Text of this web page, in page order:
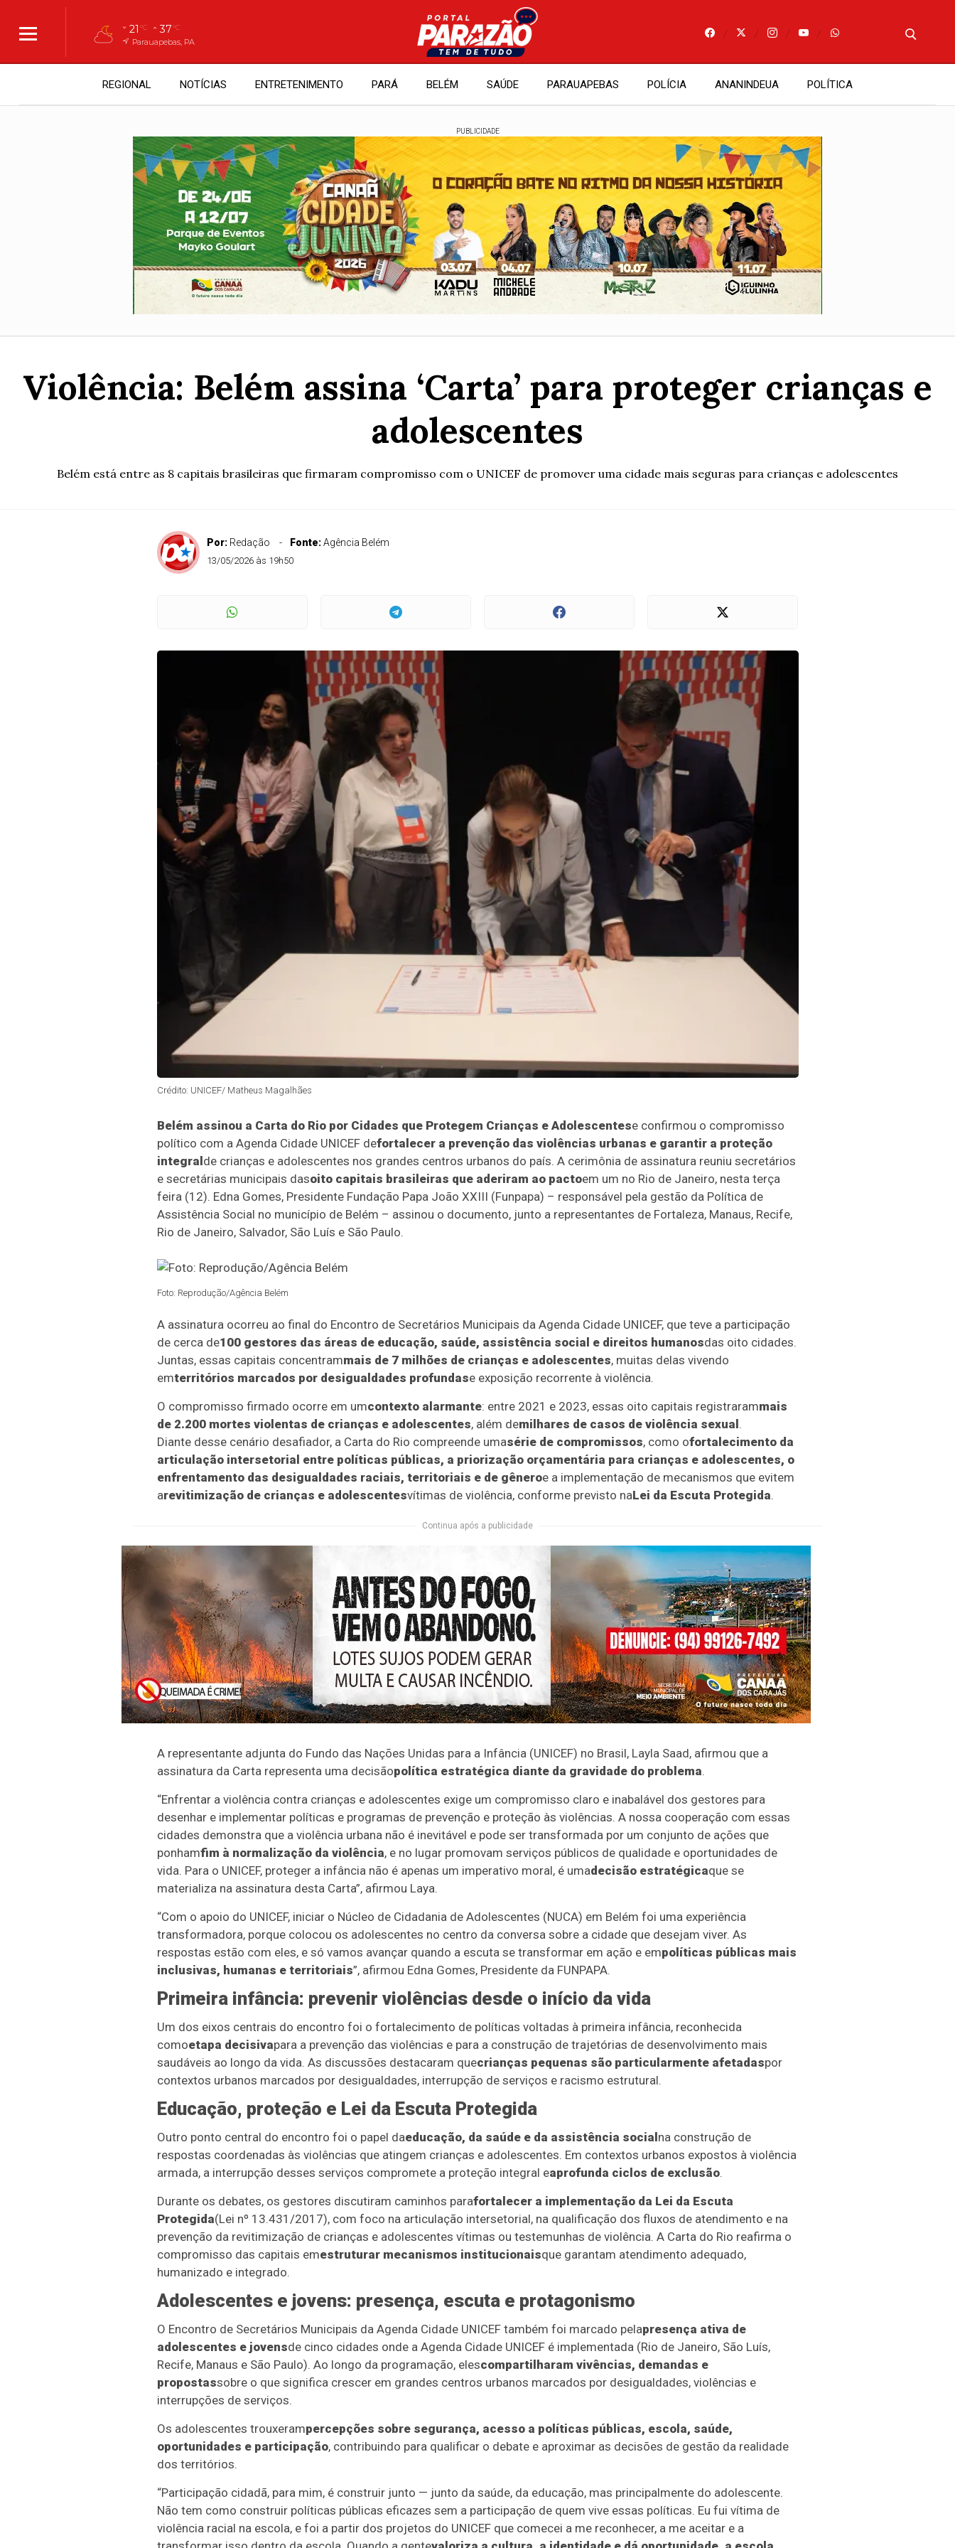
21 °C 37°C
Parauapebas, PA
REGIONAL NOTÍCIAS ENTRETENIMENTO PARÁ BELÉM SAÚDE PARAUAPEBAS POLÍCIA ANANINDEUA POLÍTICA
PUBLICIDADE
Violência: Belém assina ‘Carta’ para proteger crianças e
adolescentes
Belém está entre as 8 capitais brasileiras que firmaram compromisso com o UNICEF de promover uma cidade mais seguras para crianças e adolescentes
Por: Redação Fonte:Agência Belém
13/05/2026 às 19h50
Crédito: UNICEF/ Matheus Magalhães
Belém assinou a Carta do Rio por Cidades que Protegem Crianças e Adolescentese confirmou o compromisso
político com a Agenda Cidade UNICEF defortalecer a prevenção das violências urbanas e garantir a proteção
integral de crianças e adolescentes nos grandes centros urbanos do país. A cerimônia de assinatura reuniu secretários
e secretárias municipais dasoito capitais brasileiras que aderiram ao pactoem um no Rio de Janeiro, nesta terça
feira (12). Edna Gomes, Presidente Fundação Papa João XXIII (Funpapa) – responsável pela gestão da Política de
Assistência Social no município de Belém – assinou o documento, junto a representantes de Fortaleza, Manaus, Recife,
Rio de Janeiro, Salvador, São Luís e São Paulo.
Foto: Reprodução/Agência Belém
A assinatura ocorreu ao final do Encontro de Secretários Municipais da Agenda Cidade UNICEF, que teve a participação
de cerca de100 gestores das áreas de educação, saúde, assistência social e direitos humanosdas oito cidades.
Juntas, essas capitais concentrammais de 7 milhões de crianças e adolescentes, muitas delas vivendo
emterritórios marcados por desigualdades profundase exposição recorrente à violência.
O compromisso firmado ocorre em umcontexto alarmante: entre 2021 e 2023, essas oito capitais registrarammais
de 2.200 mortes violentas de crianças e adolescentes, além demilhares de casos de violência sexual .
Diante desse cenário desafiador, a Carta do Rio compreende umasérie de compromissos, como ofortalecimento da
articulação intersetorial entre políticas públicas, a priorização orçamentária para crianças e adolescentes, o
enfrentamento das desigualdades raciais, territoriais e de gêneroe a implementação de mecanismos que evitem
arevitimização de crianças e adolescentesvítimas de violência, conforme previsto naLei da Escuta Protegida.
Continua após a publicidade
A representante adjunta do Fundo das Nações Unidas para a Infância (UNICEF) no Brasil, Layla Saad, afirmou que a
assinatura da Carta representa uma decisãopolítica estratégica diante da gravidade do problema.
“Enfrentar a violência contra crianças e adolescentes exige um compromisso claro e inabalável dos gestores para
desenhar e implementar políticas e programas de prevenção e proteção às violências. A nossa cooperação com essas
cidades demonstra que a violência urbana não é inevitável e pode ser transformada por um conjunto de ações que
ponhamfim à normalização da violência, e no lugar promovam serviços públicos de qualidade e oportunidades de
vida. Para o UNICEF, proteger a infância não é apenas um imperativo moral, é umadecisão estratégicaque se
materializa na assinatura desta Carta”, afirmou Laya.
“Com o apoio do UNICEF, iniciar o Núcleo de Cidadania de Adolescentes (NUCA) em Belém foi uma experiência
transformadora, porque colocou os adolescentes no centro da conversa sobre a cidade que desejam viver. As
respostas estão com eles, e só vamos avançar quando a escuta se transformar em ação e empolíticas públicas mais
inclusivas, humanas e territoriais”, afirmou Edna Gomes, Presidente da FUNPAPA.
Primeira infância: prevenir violências desde o início da vida
Um dos eixos centrais do encontro foi o fortalecimento de políticas voltadas à primeira infância, reconhecida
comoetapa decisivapara a prevenção das violências e para a construção de trajetórias de desenvolvimento mais
saudáveis ao longo da vida. As discussões destacaram quecrianças pequenas são particularmente afetadaspor
contextos urbanos marcados por desigualdades, interrupção de serviços e racismo estrutural.
Educação, proteção e Lei da Escuta Protegida
Outro ponto central do encontro foi o papel daeducação, da saúde e da assistência social na construção de
respostas coordenadas às violências que atingem crianças e adolescentes. Em contextos urbanos expostos à violência
armada, a interrupção desses serviços compromete a proteção integral eaprofunda ciclos de exclusão.
Durante os debates, os gestores discutiram caminhos parafortalecer a implementação da Lei da Escuta
Protegida(Lei nº 13.431/2017), com foco na articulação intersetorial, na qualificação dos fluxos de atendimento e na
prevenção da revitimização de crianças e adolescentes vítimas ou testemunhas de violência. A Carta do Rio reafirma o
compromisso das capitais emestruturar mecanismos institucionaisque garantam atendimento adequado,
humanizado e integrado.
Adolescentes e jovens: presença, escuta e protagonismo
O Encontro de Secretários Municipais da Agenda Cidade UNICEF também foi marcado pelapresença ativa de
adolescentes e jovensde cinco cidades onde a Agenda Cidade UNICEF é implementada (Rio de Janeiro, São Luís,
Recife, Manaus e São Paulo). Ao longo da programação, elescompartilharam vivências, demandas e
propostassobre o que significa crescer em grandes centros urbanos marcados por desigualdades, violências e
interrupções de serviços.
Os adolescentes trouxerampercepções sobre segurança, acesso a políticas públicas, escola, saúde,
oportunidades e participação, contribuindo para qualificar o debate e aproximar as decisões de gestão da realidade
dos territórios.
“Participação cidadã, para mim, é construir junto — junto da saúde, da educação, mas principalmente do adolescente.
Não tem como construir políticas públicas eficazes sem a participação de quem vive essas políticas. Eu fui vítima de
violência racial na escola, e foi a partir dos projetos do UNICEF que comecei a me reconhecer, a me aceitar e a